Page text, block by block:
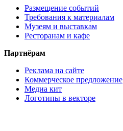
Размещение событий
Требования к материалам
Музеям и выставкам
Ресторанам и кафе
Партнёрам
Реклама на сайте
Коммерческое предложение
Медиа кит
Логотипы в векторе